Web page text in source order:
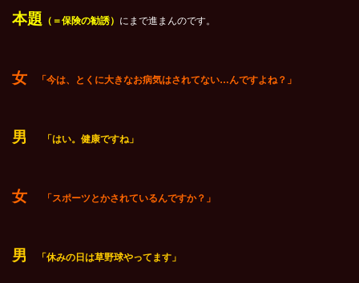
本題 （＝保険の勧誘） にまで進まんのです。
女 「今は、とくに大きなお病気はされてない…んですよね？」
男 「はい。健康ですね」
女 「スポーツとかされているんですか？」
男 「休みの日は草野球やってます」